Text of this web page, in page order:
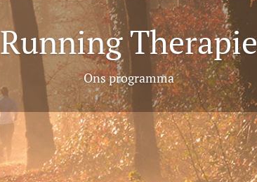
Running Therapie
Ons programma